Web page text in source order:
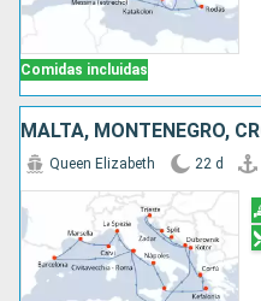
Comidas incluidas
Queen Elizabeth 22 d